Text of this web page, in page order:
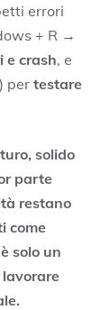
errori
+ R →
e crash, e
) per testare
solido
parte
restano
come
solo un